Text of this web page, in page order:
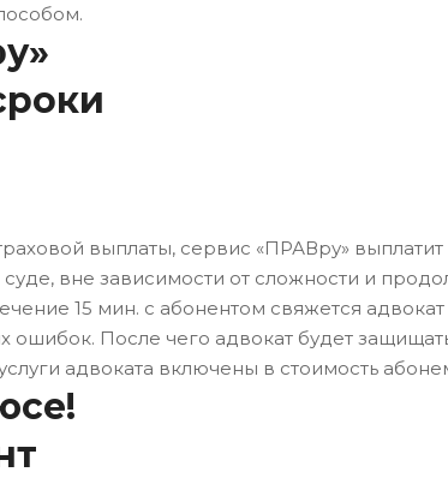
выплаты, сервис «ПРАВру»
вне зависимости от сложности и
15 мин. с абонентом свяжется
ошибок. После чего адвокат будет
адвоката включены в стоимость